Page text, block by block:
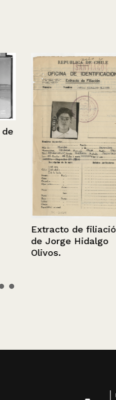
Extracto de filiación
de Jorge Hidalgo
Olivos.